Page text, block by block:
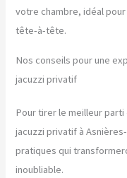
votre chambre, idéal
tête-à-tête.
Nos conseils pour une
jacuzzi privatif
Pour tirer le meilleur
jacuzzi privatif à
pratiques qui
inoubliable.